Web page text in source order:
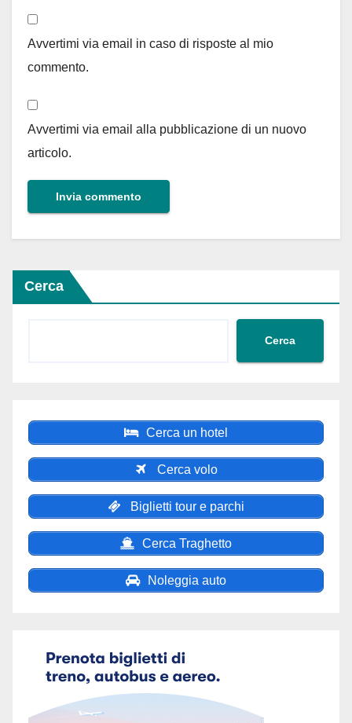
Avvertimi via email in caso di risposte al mio
commento.
Avvertimi via email alla pubblicazione di un nuovo
articolo.
Cerca
Cerca
Cerca un hotel
Cerca volo
Biglietti tour e parchi
Cerca Traghetto
Noleggia auto